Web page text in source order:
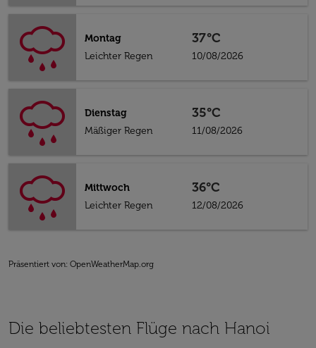
Montag
Leichter Regen
37°C
10/08/2026
Dienstag
Mäßiger Regen
35°C
11/08/2026
Mittwoch
Leichter Regen
36°C
12/08/2026
Präsentiert von: OpenWeatherMap.org
Die beliebtesten Flüge nach Hanoi